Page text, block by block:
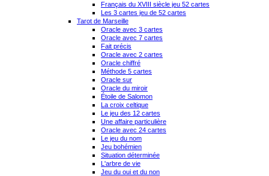
Français du XVIII siècle jeu 52 cartes
Les 3 cartes jeu de 52 cartes
Tarot de Marseille
Oracle avec 3 cartes
Oracle avec 7 cartes
Fait précis
Oracle avec 2 cartes
Oracle chiffré
Méthode 5 cartes
Oracle sur
Oracle du miroir
Étoile de Salomon
La croix celtique
Le jeu des 12 cartes
Une affaire particulière
Oracle avec 24 cartes
Le jeu du nom
Jeu bohémien
Situation déterminée
L'arbre de vie
Jeu du oui et du non